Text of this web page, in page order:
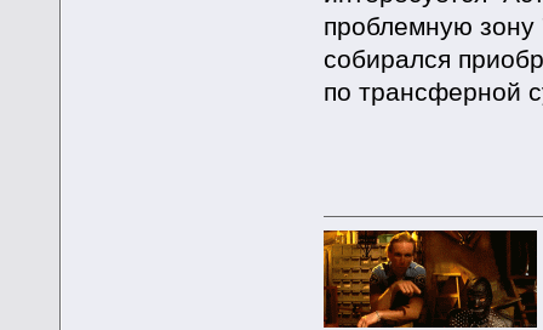
проблемную зону
собирался
по трансферной